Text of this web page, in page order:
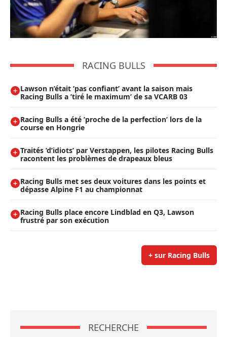
RACING BULLS
Lawson n’était ’pas confiant’ avant la saison mais
Racing Bulls a ’tiré le maximum’ de sa VCARB 03
Racing Bulls a été ’proche de la perfection’ lors de la
course en Hongrie
Traités ’d’idiots’ par Verstappen, les pilotes Racing Bulls
racontent les problèmes de drapeaux bleus
Racing Bulls met ses deux voitures dans les points et
dépasse Alpine F1 au championnat
Racing Bulls place encore Lindblad en Q3, Lawson
frustré par son exécution
+ sur Racing Bulls
RECHERCHE